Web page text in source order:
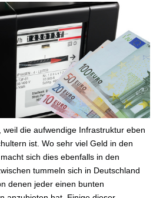
die aufwendige Infrastruktur eben
ist. Wo sehr viel Geld in den
sich dies ebenfalls in den
tummeln sich in Deutschland
denen jeder einen bunten